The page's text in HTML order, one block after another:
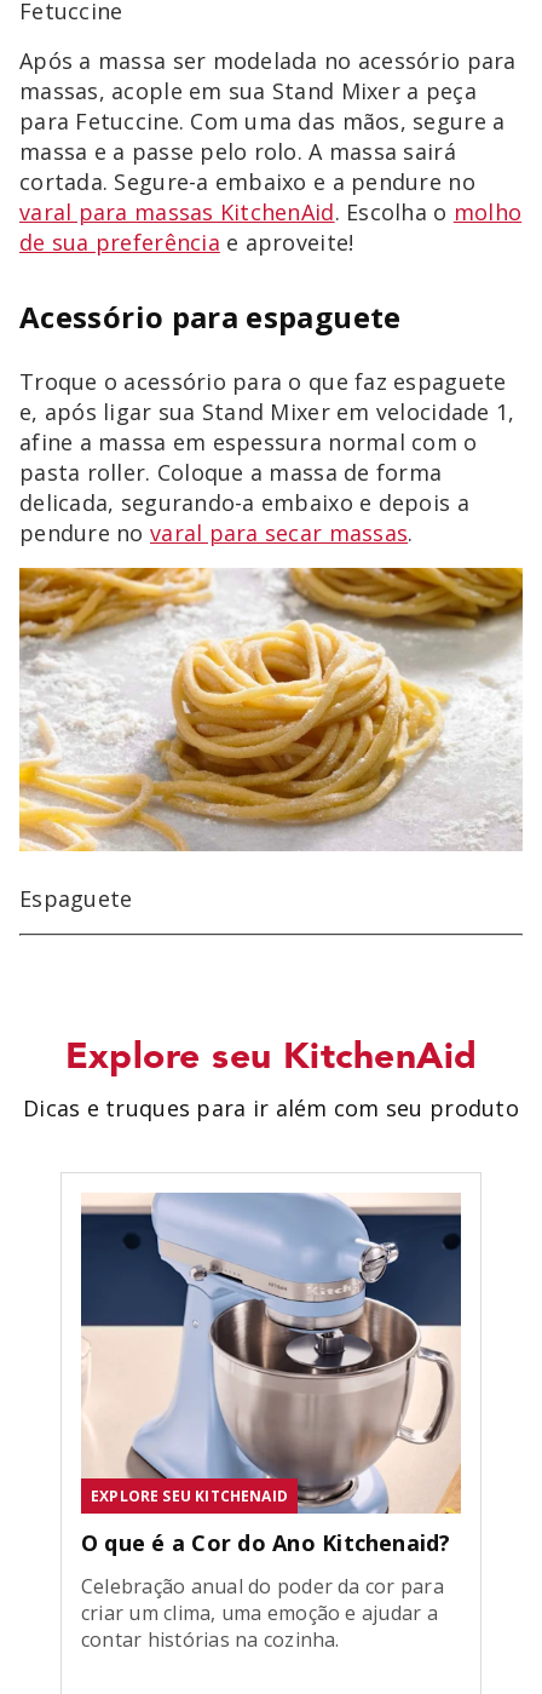
Fetuccine
Após a massa ser modelada no acessório para
massas, acople em sua Stand Mixer a peça
para Fetuccine. Com uma das mãos, segure a
massa e a passe pelo rolo. A massa sairá
cortada. Segure-a embaixo e a pendure no
varal para massas KitchenAid. Escolha o molho
de sua preferência e aproveite!
Acessório para espaguete
Troque o acessório para o que faz espaguete
e, após ligar sua Stand Mixer em velocidade 1,
afine a massa em espessura normal com o
pasta roller. Coloque a massa de forma
delicada, segurando-a embaixo e depois a
pendure no varal para secar massas.
Espaguete
Explore seu KitchenAid
Dicas e truques para ir além com seu produto
EXPLORE SEU KITCHENAID
O que é a Cor do Ano Kitchenaid?
Celebração anual do poder da cor para
criar um clima, uma emoção e ajudar a
contar histórias na cozinha.